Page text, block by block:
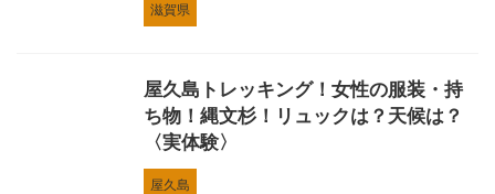
滋賀県
屋久島トレッキング！女性の服装・持
ち物！縄文杉！リュックは？天候は？
〈実体験〉
屋久島